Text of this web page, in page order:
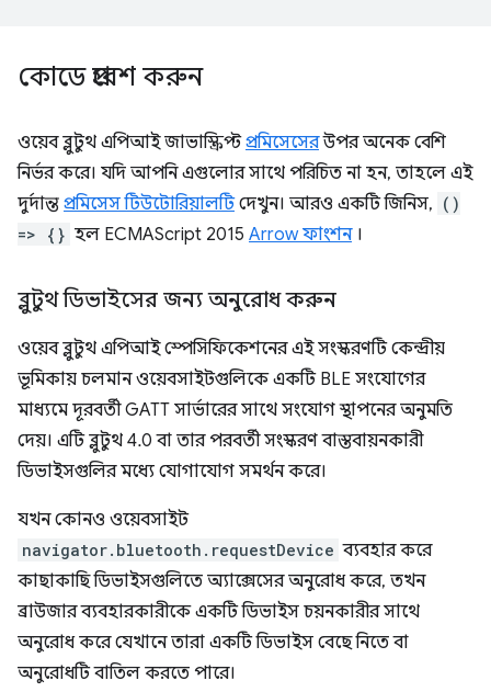
কোডে প্রবেশ করুন
ওয়েব ব্লুটুথ এপিআই জাভাস্ক্রিপ্টপ্রমিসেসেরউপর অনেক বেশি
নির্ভর করে। যদি আপনি এগুলোর সাথে পরিচিত না হন, তাহলে এই
দুর্দান্ত প্রমিসেস টিউটোরিয়ালটিদেখুন। আরও একটি জিনিস, ()
=> {} হল ECMAScript 2015 Arrow ফাংশন।
ব্লুটুথ ডিভাইসের জন্য অনুরোধ করুন
ওয়েব ব্লুটুথ এপিআই স্পেসিফিকেশনের এই সংস্করণটি কেন্দ্রীয়
ভূমিকায় চলমান ওয়েবসাইটগুলিকে একটি BLE সংযোগের
মাধ্যমে দূরবর্তী GATT সার্ভারের সাথে সংযোগ স্থাপনের অনুমতি
দেয়। এটি ব্লুটুথ 4.0 বা তার পরবর্তী সংস্করণ বাস্তবায়নকারী
ডিভাইসগুলির মধ্যে যোগাযোগ সমর্থন করে।
যখন কোনও ওয়েবসাইট
navigator.bluetooth.requestDevice ব্যবহার করে
কাছাকাছি ডিভাইসগুলিতে অ্যাক্সেসের অনুরোধ করে, তখন
ব্রাউজার ব্যবহারকারীকে একটি ডিভাইস চয়নকারীর সাথে
অনুরোধ করে যেখানে তারা একটি ডিভাইস বেছে নিতে বা
অনুরোধটি বাতিল করতে পারে।